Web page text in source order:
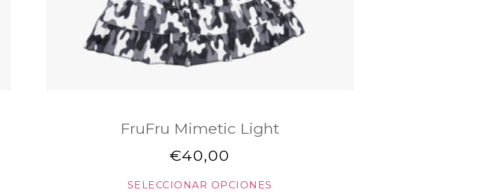
FruFru Mimetic Light
€40,00
SELECCIONAR OPCIONES